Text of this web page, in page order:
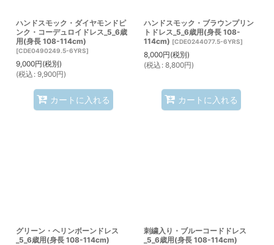
ハンドスモック・ダイヤモンドピ
ンク・コーデュロイドレス_5_6歳
用(身長 108-114cm)
[CDE0490249.5-6YRS]
9,000円(税別)
(税込 : 9,900円)
カートに入れる
ハンドスモック・ブラウンプリン
トドレス_5_6歳用(身長 108-
114cm) [CDE0244077.5-6YRS]
8,000円(税別)
(税込 : 8,800円)
カートに入れる
グリーン・ヘリンボーンドレス
_5_6歳用(身長 108-114cm)
刺繍入り・ブルーコードドレス
_5_6歳用(身長 108-114cm)